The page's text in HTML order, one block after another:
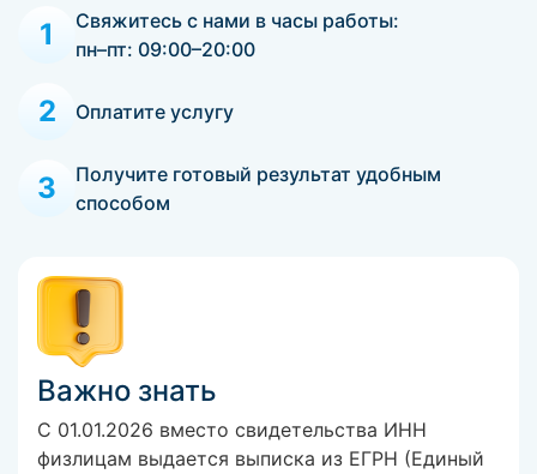
1
Свяжитесь с нами в часы работы:
пн–пт: 09:00–20:00
2 Оплатите услугу
3
Получите готовый результат удобным
способом
Важно знать
С 01.01.2026 вместо свидетельства ИНН
физлицам выдается выписка из ЕГРН (Единый